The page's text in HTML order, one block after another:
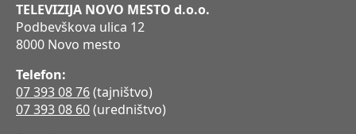
TELEVIZIJA NOVO MESTO d.o.o.
Podbevškova ulica 12
8000 Novo mesto
Telefon:
07 393 08 76(tajništvo)
07 393 08 60(uredništvo)